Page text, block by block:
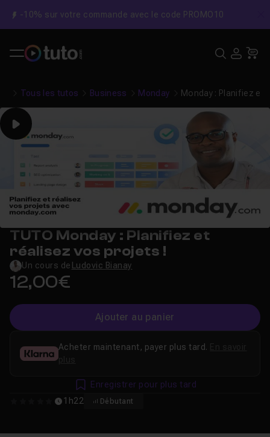
-10% sur votre commande avec le code PROMO10
Tous les tutos Business Monday Monday : Planifiez et
Play
TUTO Monday : Planifiez et
réalisez vos projets !
Un cours de Ludovic Bianay
12,00€
Ajouter au panier
1h22 Débutant
Acheter maintenant, payer plus tard.
plus
Enregistrer pour plus tard